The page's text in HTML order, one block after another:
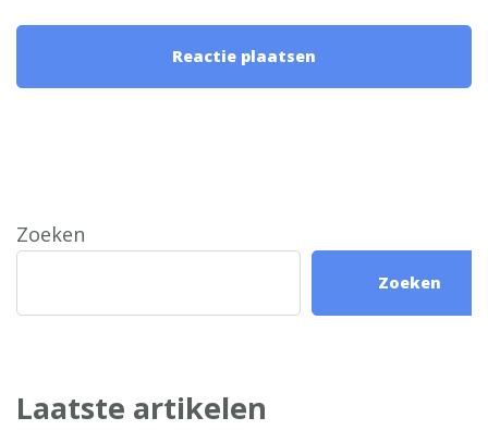
Zoeken
Zoeken
Laatste artikelen